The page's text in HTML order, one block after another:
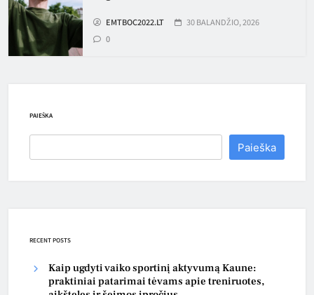
EMTBOC2022.LT
30 BALANDŽIO, 2026
0
PAIEŠKA
Paieška
RECENT POSTS
Kaip ugdyti vaiko sportinį aktyvumą Kaune:
praktiniai patarimai tėvams apie treniruotes,